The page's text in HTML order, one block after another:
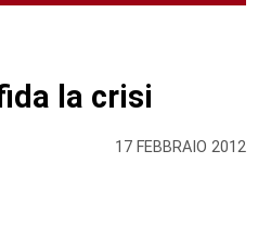
17 FEBBRAIO 2012
la crisi